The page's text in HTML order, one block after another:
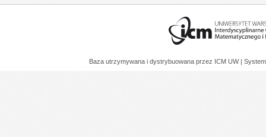
Baza utrzymywana i dystrybuowana przez ICM UW |